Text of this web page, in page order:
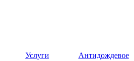
Услуги
Антидождевое